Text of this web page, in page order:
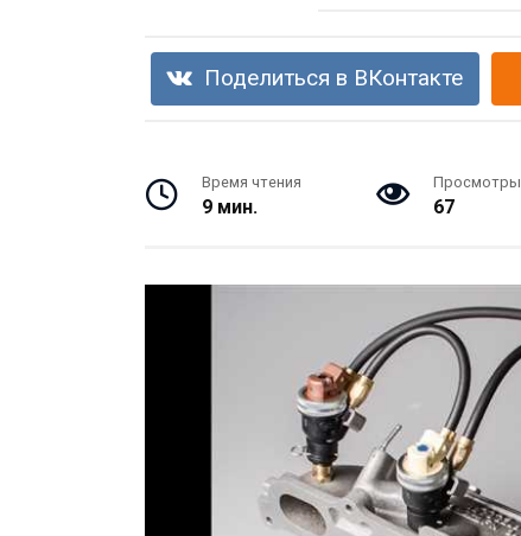
Поделиться в ВКонтакте
Время чтения
9 мин.
Просмотры
67